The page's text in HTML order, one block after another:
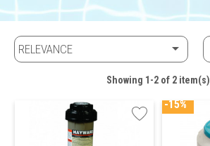
RELEVANCE 
Showing 1-2 of 2 item(s)
-15%